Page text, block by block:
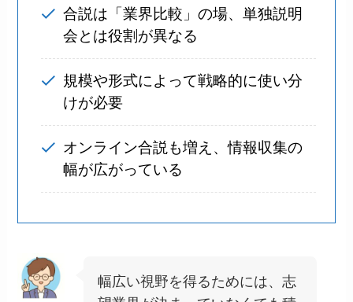
合説は「業界比較」の場、単独説明
会とは役割が異なる
規模や形式によって戦略的に使い分
けが必要
オンライン合説も増え、情報収集の
幅が広がっている
幅広い視野を得るためには、志